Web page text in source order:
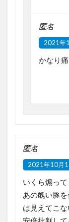
匿名
2021年
かなり痛
匿名
2021年10月
いくら煽っ
あの醜い豚
は見えてこな